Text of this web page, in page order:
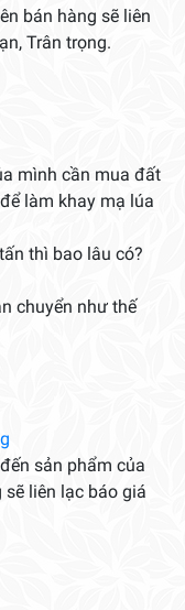
bán hàng sẽ liên
Trân trọng.
mình cần mua đất
làm khay mạ lúa
thì bao lâu có?
chuyển như thế
sản phẩm của
liên lạc báo giá